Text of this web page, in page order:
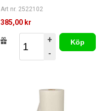
Art nr. 2522102
385,00 kr
+
-
Köp